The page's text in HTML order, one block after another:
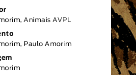
Animais AVPL
Paulo Amorim